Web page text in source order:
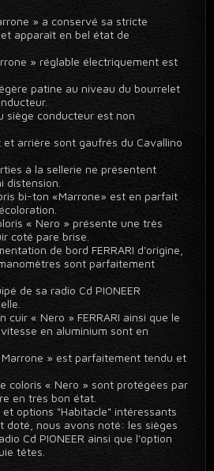
» a conservé sa stricte
apparaît en bel état de
» réglable électriquement est
patine au niveau du bourrelet
siège conducteur est non
arrière sont gaufrés du Cavallino
à la sellerie ne présentent
distension.
bi-ton «Marrone» est en parfait
« Nero » présente une très
coté pare brise.
de bord FERRARI d'origine,
sont parfaitement
de sa radio Cd PIONEER
cuir « Nero » FERRARI ainsi que le
en aluminium sont en
» est parfaitement tendu et
coloris « Nero » sont protégées par
en très bon état.
options "Habitacle" intéressants
doté, nous avons noté: les sièges
Cd PIONEER ainsi que l'option
têtes.